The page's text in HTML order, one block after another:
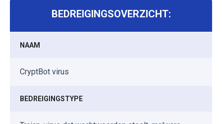
BEDREIGINGSOVERZICHT:
NAAM
CryptBot virus
BEDREIGINGSTYPE